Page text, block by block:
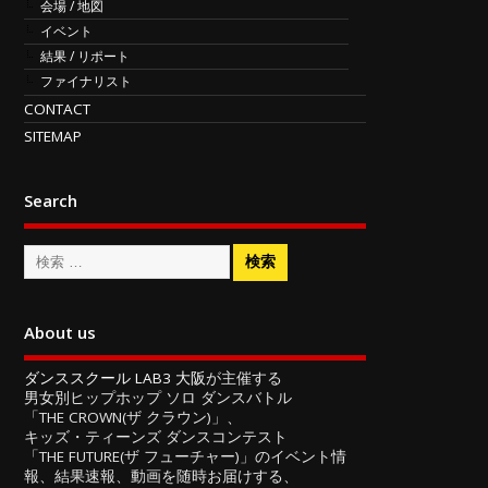
会場 / 地図
イベント
結果 / リポート
ファイナリスト
CONTACT
SITEMAP
Search
About us
ダンススクール LAB3 大阪が主催する
男女別ヒップホップ ソロ ダンスバトル
「THE CROWN(ザ クラウン)」、
キッズ・ティーンズ ダンスコンテスト
「THE FUTURE(ザ フューチャー)」のイベント情
報、結果速報、動画を随時お届けする、